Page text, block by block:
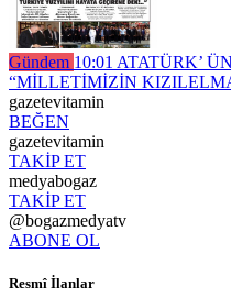
Gündem 10:01 ATATÜRK’
“MİLLETİMİZİN
gazetevitamin
BEĞEN
gazetevitamin
TAKİP ET
medyabogaz
TAKİP ET
@bogazmedyatv
ABONE OL
Resmî İlanlar